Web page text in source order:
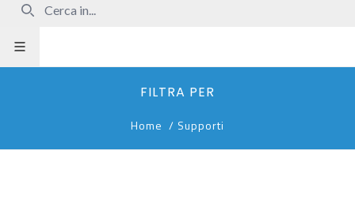
FILTRA PER
Home / Supporti